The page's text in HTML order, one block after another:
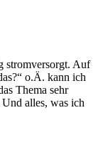
stromversorgt. Auf
o.Ä. kann ich
Thema sehr
alles, was ich